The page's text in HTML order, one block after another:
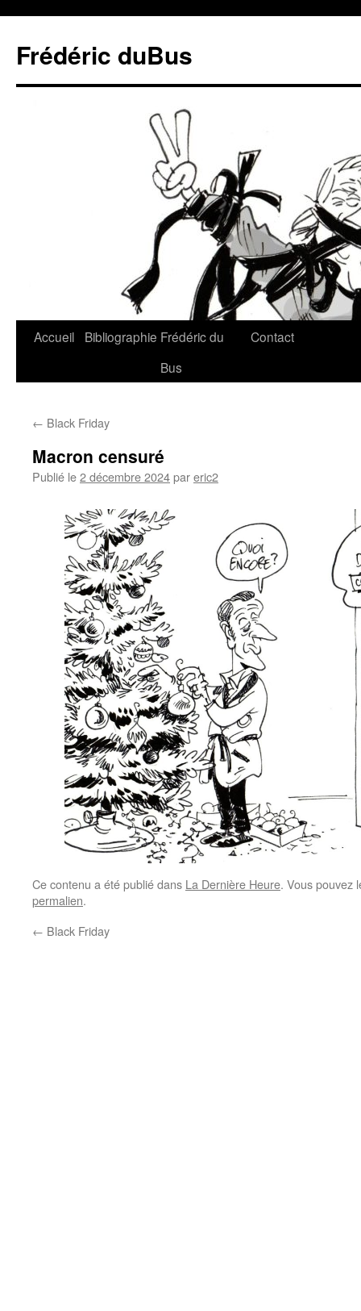
Frédéric duBus
Accueil Bibliographie Frédéric du
Bus
Contact
← Black Friday
Macron censuré
Publié le2 décembre 2024pareric2
Ce contenu a été publié dans La Dernière Heure. Vous pouvez
permalien.
← Black Friday